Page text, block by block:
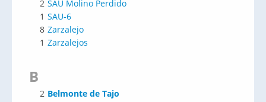
2 SAU Molino Perdido
1 SAU-6
8 Zarzalejo
1 Zarzalejos
B
2 Belmonte de Tajo